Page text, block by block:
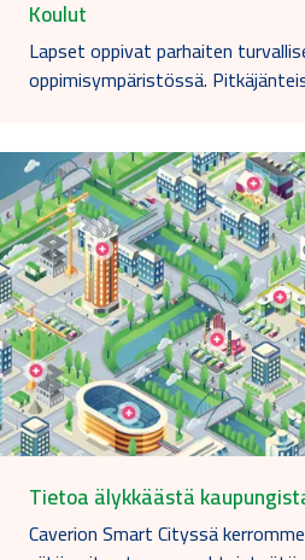
Koulut
Lapset oppivat parhaiten
oppimisympäristössä.
Tietoa älykkäästä
Caverion Smart Cityssä